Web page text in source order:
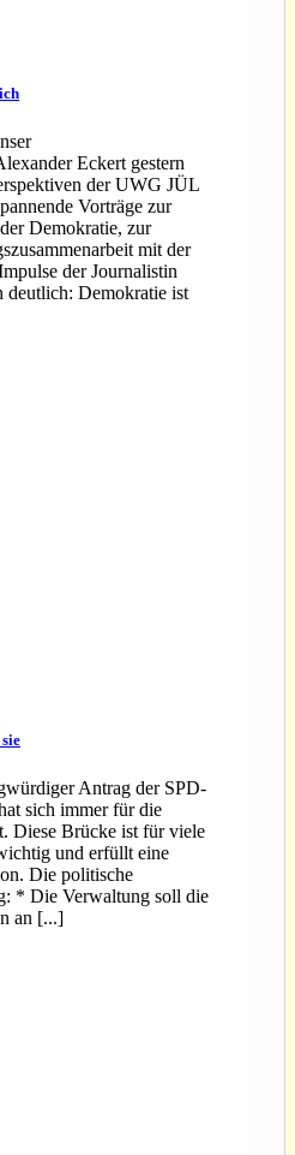
Eckert gestern
der UWG JÜL
Vorträge zur
Demokratie, zur
mit der
der Journalistin
deutlich: Demokratie ist
Antrag der SPD-
sich immer für die
Diese Brücke ist für viele
und erfüllt eine
Die politische
* Die Verwaltung soll die
an [...]